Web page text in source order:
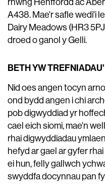
rhwng Henffordd ac
A438. Mae'r safle wedi'i
Dairy Meadows (HR3
droed o ganol y Gelli.
BETH YW
Nid oes angen tocyn
ond bydd angen i chi
pob digwyddiad yr
cael eich siomi, mae'n
rhai digwyddiadau
hefyd ar gael ar gyfer
ei hun, felly gallwch
swyddfa docynnau pan